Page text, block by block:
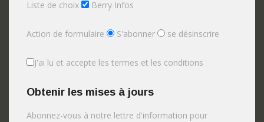
Liste de choix Berry Infos
Action de formulaire S'abonner se désinscrire
J'ai lu et accepte les termes et les conditions
Obtenir les mises à jours
Abonnez-vous à notre lettre d'information pour